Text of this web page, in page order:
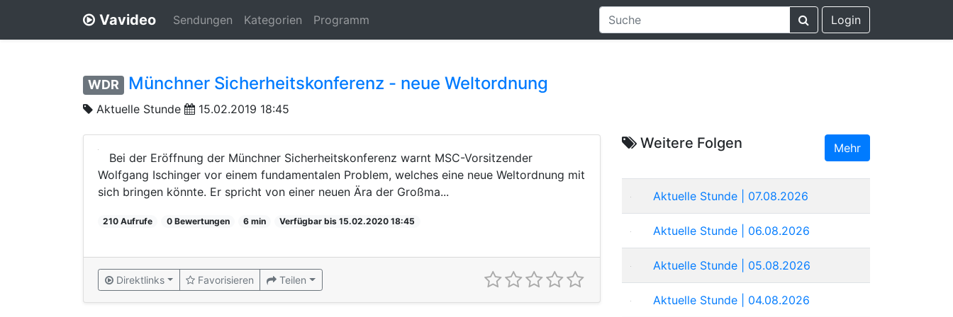
Vavideo Sendungen Kategorien Programm Login
WDR Münchner Sicherheitskonferenz - neue Weltordnung
Aktuelle Stunde 15.02.2019 18:45
Bei der Eröffnung der Münchner Sicherheitskonferenz warnt MSC-Vorsitzender
Wolfgang Ischinger vor einem fundamentalen Problem, welches eine neue Weltordnung mit
sich bringen könnte. Er spricht von einer neuen Ära der Großma...
210 Aufrufe 0 Bewertungen 6 min Verfügbar bis 15.02.2020 18:45
Direktlinks Favorisieren Teilen
Weitere Folgen Mehr
Aktuelle Stunde | 07.08.2026
Aktuelle Stunde | 06.08.2026
Aktuelle Stunde | 05.08.2026
Aktuelle Stunde | 04.08.2026